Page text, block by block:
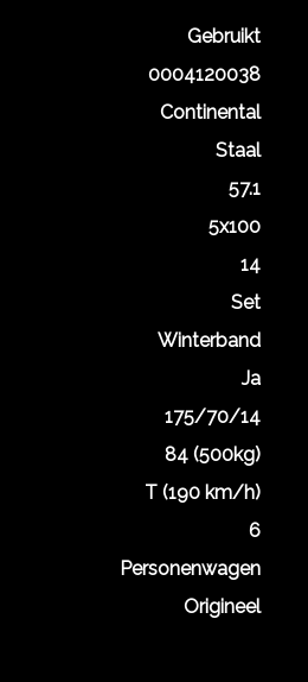
Gebruikt
0004120038
Continental
Staal
57.1
5x100
14
Set
Winterband
Ja
175/70/14
84 (500kg)
T (190 km/h)
6
Personenwagen
Origineel